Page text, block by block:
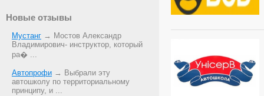
Новые отзывы
Мустанг → Мостов Александр
Владимирович- инструктор, который
ра� ...
Автопрофи → Выбрали эту
автошколу по территориальному
принципу, и ...